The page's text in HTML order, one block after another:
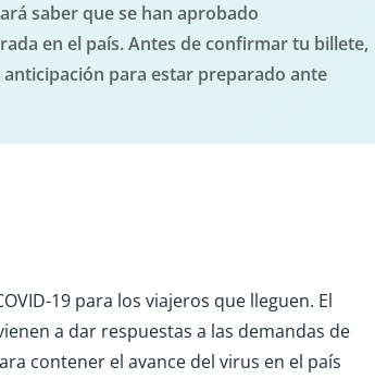
saber que se han aprobado
en el país. Antes de confirmar tu billete,
para estar preparado ante
19 para los viajeros que lleguen. El
a dar respuestas a las demandas de
contener el avance del virus en el país